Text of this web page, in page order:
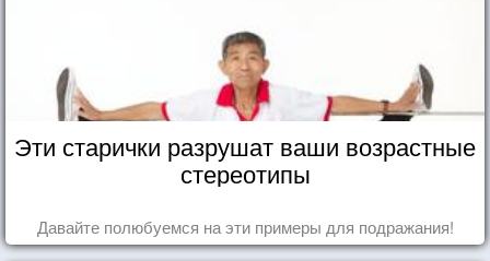
Эти старички разрушат ваши возрастные
стереотипы
Давайте полюбуемся на эти примеры для подражания!